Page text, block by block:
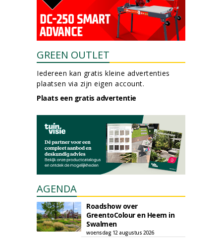
GREEN OUTLET
Iedereen kan gratis kleine advertenties
plaatsen via zijn eigen account.
Plaats een gratis advertentie
AGENDA
Roadshow over
GreentoColour en Heem in
Swalmen
woensdag 12 augustus 2026